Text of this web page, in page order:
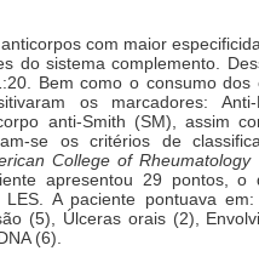
com maior
do sistema complemento.
Bem como o consumo dos
os marcadores:
anti-Smith (SM), assim
se os critérios de
College of Rheumatology
apresentou 29 pontos, o
A paciente pontuava
(5), Úlceras orais (2),
(6).